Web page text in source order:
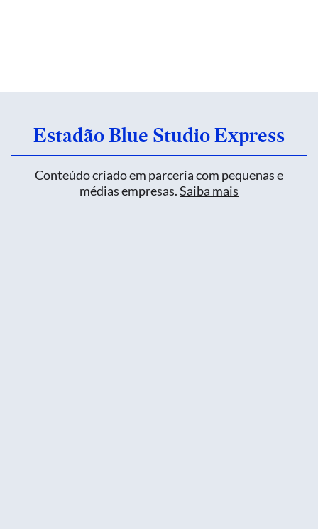
Estadão Blue Studio Express
Conteúdo criado em parceria com pequenas e
médias empresas.Saiba mais